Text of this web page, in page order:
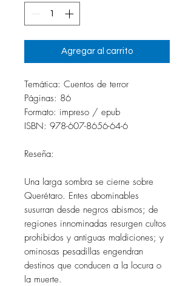
Agregar al carrito
Temática: Cuentos de terror
Páginas: 86
Formato: impreso / epub
ISBN: 978-607-8656-64-6
Reseña:
Una larga sombra se cierne sobre
Querétaro. Entes abominables
susurran desde negros abismos; de
regiones innominadas resurgen cultos
prohibidos y antiguas maldiciones; y
ominosas pesadillas engendran
destinos que conducen a la locura o
la muerte.